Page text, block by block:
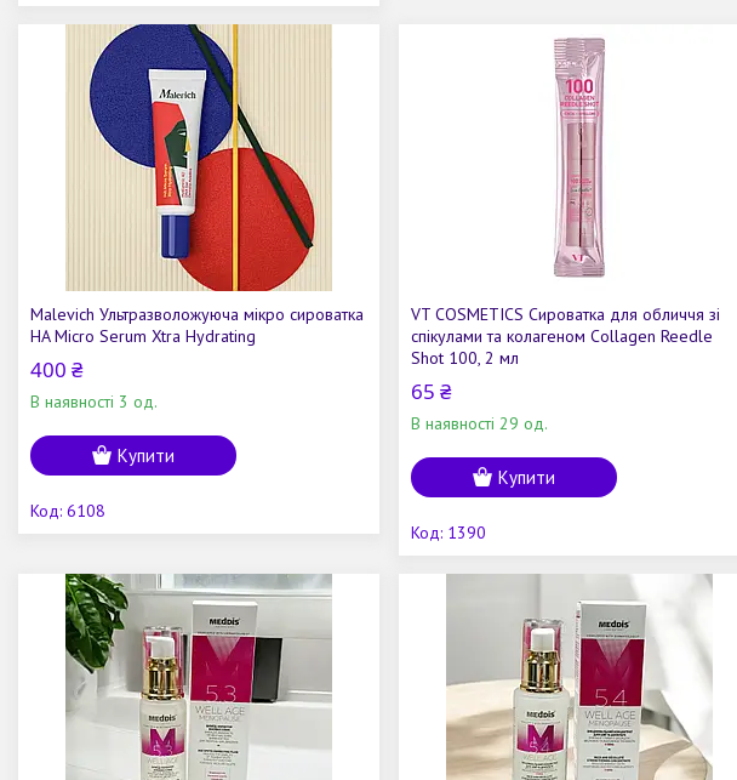
Malevich Ультразволожуюча мікро сироватка
HA Micro Serum Xtra Hydrating
400 ₴
В наявності 3 од.
Купити
6108
VT COSMETICS Сироватка для обличчя зі
спікулами та колагеном Collagen Reedle
Shot 100, 2 мл
65 ₴
В наявності 29 од.
Купити
1390